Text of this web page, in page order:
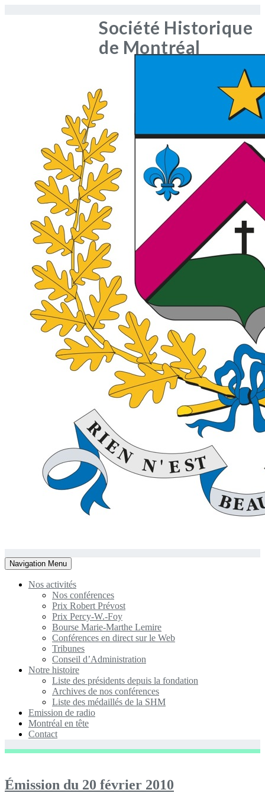
Société Historique
de Montréal
Toggle
navigation
Navigation Menu
Nos activités
Nos conférences
Prix Robert Prévost
Prix Percy-W.-Foy
Bourse Marie-Marthe Lemire
Conférences en direct sur le Web
Tribunes
Conseil d’Administration
Notre histoire
Liste des présidents depuis la fondation
Archives de nos conférences
Liste des médaillés de la SHM
Emission de radio
Montréal en tête
Contact
Émission du 20 février 2010